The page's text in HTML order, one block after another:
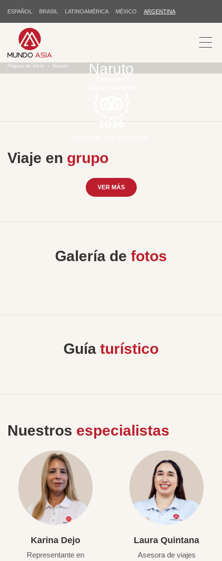
ESPAÑOL BRASIL LATINOAMÉRICA MÉXICO ARGENTINA
Naruto
Página de inicio Naruto
Viaje en grupo
VER MÁS
Galería de fotos
Guía turístico
Nuestros especialistas
Karina Dejo
Representante en
Laura Quintana
Asesora de viajes